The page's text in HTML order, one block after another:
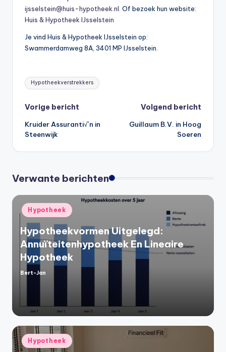
ijsselstein@huis-hypotheek.nl . Of bezoek hun website:
Huis & Hypotheek IJsselstein
Je vind Huis & Hypotheek IJsselstein op:
Swammerdamweg 8A, 3401 MP IJsselstein.
Tags:
Hypotheekverstrekkers
Bericht
navigatie
Vorige bericht
Kruider Assuranti√´n in
Steenwijk
Volgend bericht
Guillaum B.V. in Hoog
Soeren
Verwante berichten
Geplaatst
in
Hypotheek
Hypotheekvormen Uitgelegd:
Annuïteitenhypotheek En Lineaire
Hypotheek
Geplaatst
Bert-Jan
Geplaatst
in
Hypotheek